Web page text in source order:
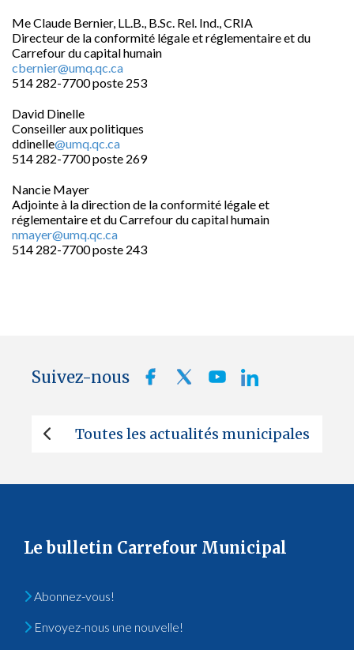
Me Claude Bernier, LL.B., B.Sc. Rel. Ind., CRIA
Directeur de la conformité légale et réglementaire et du
Carrefour du capital humain
cbernier@umq.qc.ca
514 282-7700 poste 253
David Dinelle
Conseiller aux politiques
ddinelle@umq.qc.ca
514 282-7700 poste 269
Nancie Mayer
Adjointe à la direction de la conformité légale et
réglementaire et du Carrefour du capital humain
nmayer@umq.qc.ca
514 282-7700 poste 243
Suivez-nous
Toutes les actualités municipales
Le bulletin Carrefour Municipal
Abonnez-vous!
Envoyez-nous une nouvelle!